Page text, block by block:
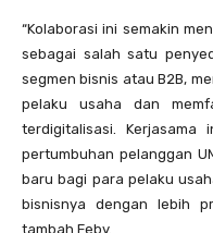
“Kolaborasi ini semakin
sebagai salah satu
segmen bisnis atau B2B,
pelaku usaha dan
terdigitalisasi. Kerjasama
pertumbuhan pelanggan
baru bagi para pelaku
bisnisnya dengan lebih
tambah Feby.